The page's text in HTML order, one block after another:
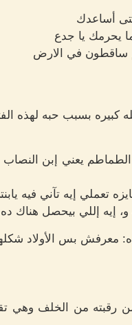
أساعدك
يحرمك يا جدع
ساقطون في الارض
بسبب حبه لهذه
يعني إبن
تعملي إيه تآني فيه
إيه إللي بيحصل هناك
معرفش بس الأولاد
رقبته من الخلف وهي